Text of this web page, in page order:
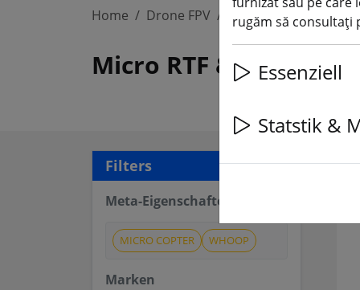
Home Drone FPV Micro RTF & BNF
Micro RTF & BNF
Filters
Meta-Eigenschaften
MICRO COPTER WHOOP
Marken
rugăm să consultați
Essenziell
Statstik &